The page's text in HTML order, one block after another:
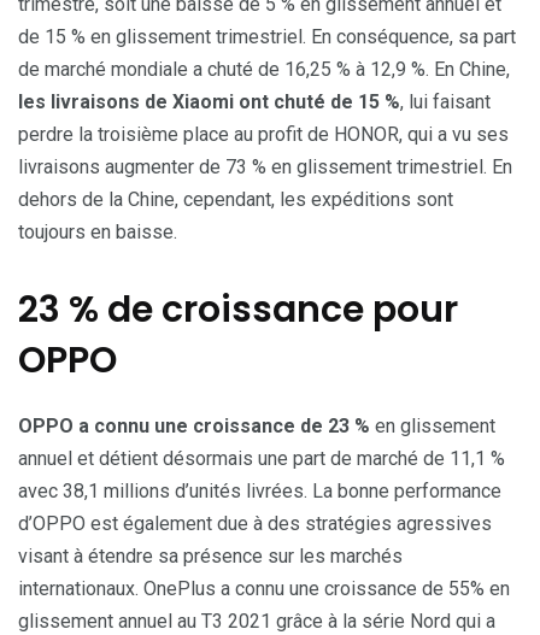
trimestre, soit une baisse de 5 % en glissement annuel et
de 15 % en glissement trimestriel. En conséquence, sa part
de marché mondiale a chuté de 16,25 % à 12,9 %. En Chine,
les livraisons de Xiaomi ont chuté de 15 %, lui faisant
perdre la troisième place au profit de HONOR, qui a vu ses
livraisons augmenter de 73 % en glissement trimestriel. En
dehors de la Chine, cependant, les expéditions sont
toujours en baisse.
23 % de croissance pour
OPPO
OPPO a connu une croissance de 23 % en glissement
annuel et détient désormais une part de marché de 11,1 %
avec 38,1 millions d’unités livrées. La bonne performance
d’OPPO est également due à des stratégies agressives
visant à étendre sa présence sur les marchés
internationaux. OnePlus a connu une croissance de 55% en
glissement annuel au T3 2021 grâce à la série Nord qui a